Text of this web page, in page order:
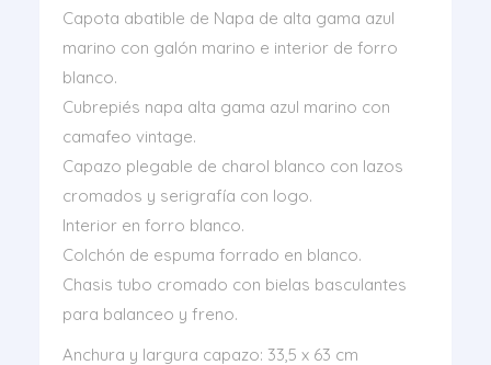
Capota abatible de Napa de alta gama azul
marino con galón marino e interior de forro
blanco.
Cubrepiés napa alta gama azul marino con
camafeo vintage.
Capazo plegable de charol blanco con lazos
cromados y serigrafía con logo.
Interior en forro blanco.
Colchón de espuma forrado en blanco.
Chasis tubo cromado con bielas basculantes
para balanceo y freno.
Anchura y largura capazo: 33,5 x 63 cm